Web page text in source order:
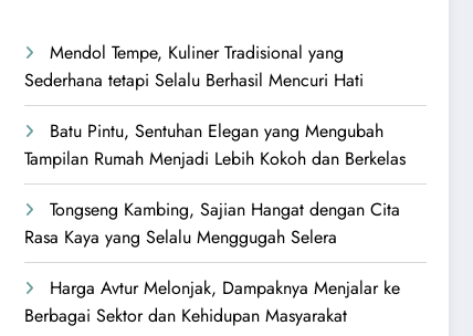
Mendol Tempe, Kuliner Tradisional yang
Sederhana tetapi Selalu Berhasil Mencuri Hati
Batu Pintu, Sentuhan Elegan yang Mengubah
Tampilan Rumah Menjadi Lebih Kokoh dan Berkelas
Tongseng Kambing, Sajian Hangat dengan Cita
Rasa Kaya yang Selalu Menggugah Selera
Harga Avtur Melonjak, Dampaknya Menjalar ke
Berbagai Sektor dan Kehidupan Masyarakat